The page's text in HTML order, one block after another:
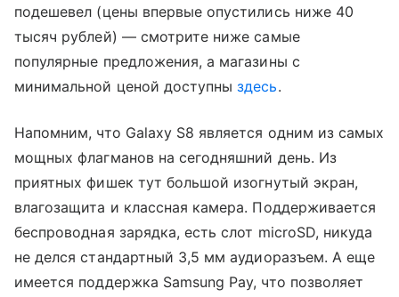
подешевел (цены впервые опустились ниже 40
тысяч рублей) — смотрите ниже самые
популярные предложения, а магазины с
минимальной ценой доступныздесь.
Напомним, что Galaxy S8 является одним из самых
мощных флагманов на сегодняшний день. Из
приятных фишек тут большой изогнутый экран,
влагозащита и классная камера. Поддерживается
беспроводная зарядка, есть слот microSD, никуда
не делся стандартный 3,5 мм аудиоразъем. А еще
имеется поддержка Samsung Pay, что позволяет